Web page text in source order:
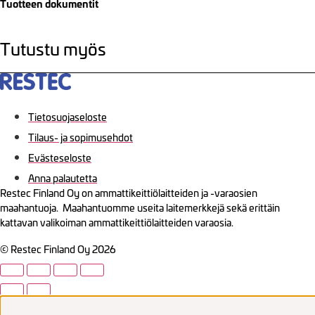
Tuotteen dokumentit
Tutustu myös
Tietosuojaseloste
Tilaus- ja sopimusehdot
Evästeseloste
Anna palautetta
Restec Finland Oy on ammattikeittiölaitteiden ja -varaosien
maahantuoja. Maahantuomme useita laitemerkkejä sekä erittäin
kattavan valikoiman ammattikeittiölaitteiden varaosia.
© Restec Finland Oy 2026